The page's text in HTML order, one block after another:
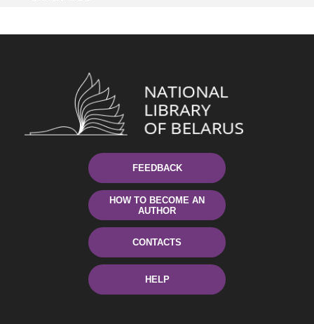
FEEDBACK
HOW TO BECOME AN
AUTHOR
CONTACTS
HELP